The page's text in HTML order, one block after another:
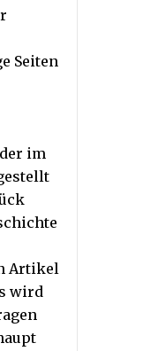
Seiten
im
Artikel
wird